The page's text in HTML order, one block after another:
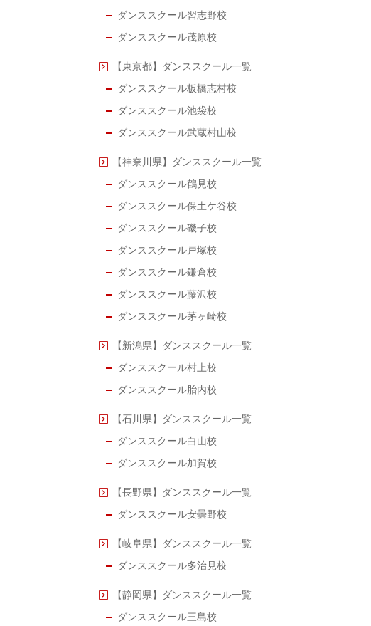
ダンススクール習志野校
ダンススクール茂原校
【東京都】ダンススクール一覧
ダンススクール板橋志村校
ダンススクール池袋校
ダンススクール武蔵村山校
【神奈川県】ダンススクール一覧
ダンススクール鶴見校
ダンススクール保土ケ谷校
ダンススクール磯子校
ダンススクール戸塚校
ダンススクール鎌倉校
ダンススクール藤沢校
ダンススクール茅ヶ崎校
【新潟県】ダンススクール一覧
ダンススクール村上校
ダンススクール胎内校
【石川県】ダンススクール一覧
ダンススクール白山校
ダンススクール加賀校
【長野県】ダンススクール一覧
ダンススクール安曇野校
【岐阜県】ダンススクール一覧
ダンススクール多治見校
【静岡県】ダンススクール一覧
ダンススクール三島校